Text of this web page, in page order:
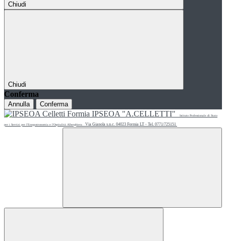
Chiudi
Chiudi
Conferma
Annulla Conferma
IPSEOA "A.CELLETTI" Istituto Professionale di Stato
per i Servizi per l'Enogastronomia e l'Ospitalità Alberghiera Via Gianola s.n.c. 04023 Formia LT - Tel. 0771/725151